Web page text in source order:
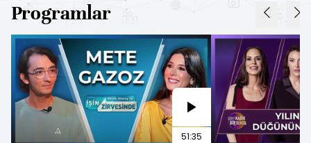
Programlar
51:35